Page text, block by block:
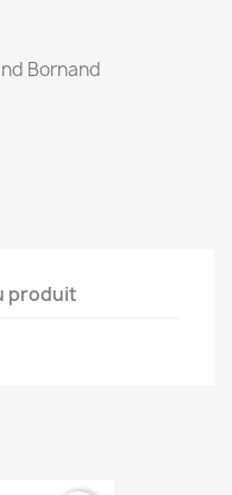
Bornand
produit